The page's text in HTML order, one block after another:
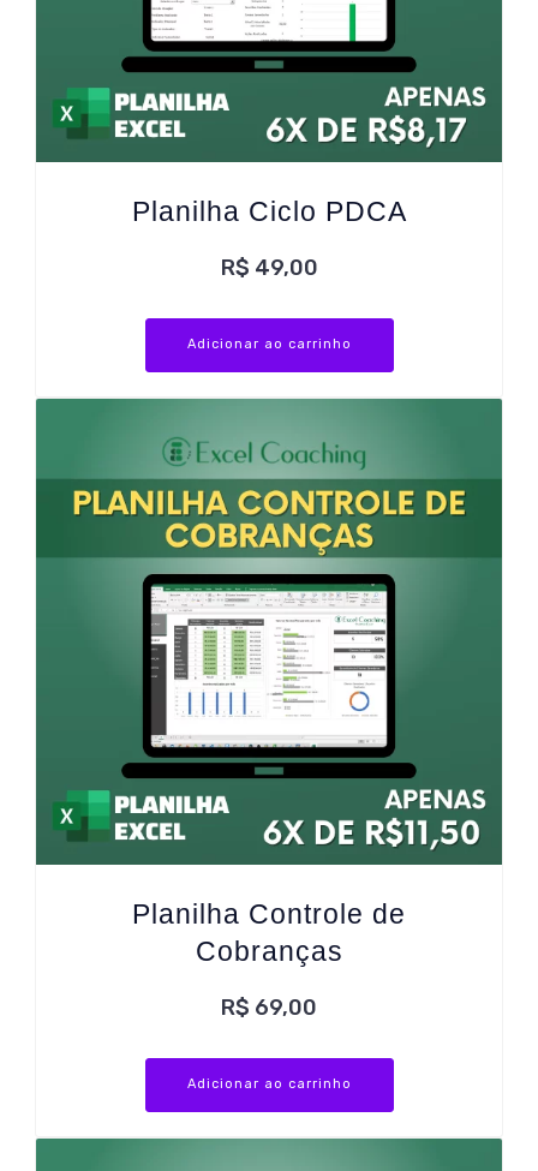
Planilha Ciclo PDCA
R$ 49,00
Adicionar ao carrinho
Planilha Controle de
Cobranças
R$ 69,00
Adicionar ao carrinho